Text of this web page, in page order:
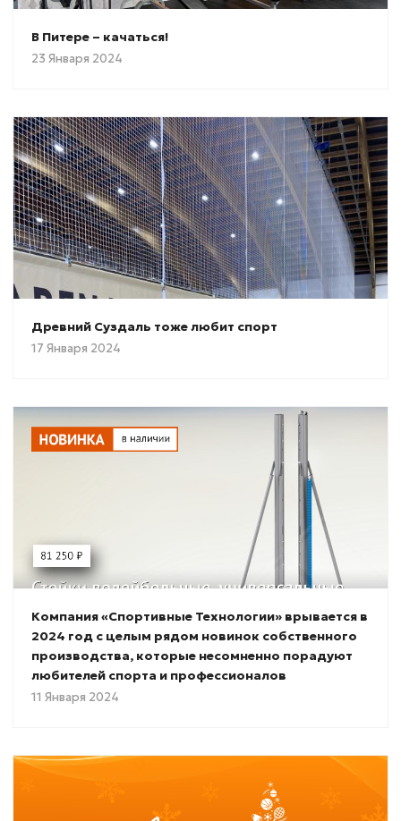
В Питере – качаться!
23 Января 2024
Древний Суздаль тоже любит спорт
17 Января 2024
Компания «Спортивные Технологии» врывается в
2024 год с целым рядом новинок собственного
производства, которые несомненно порадуют
любителей спорта и профессионалов
11 Января 2024